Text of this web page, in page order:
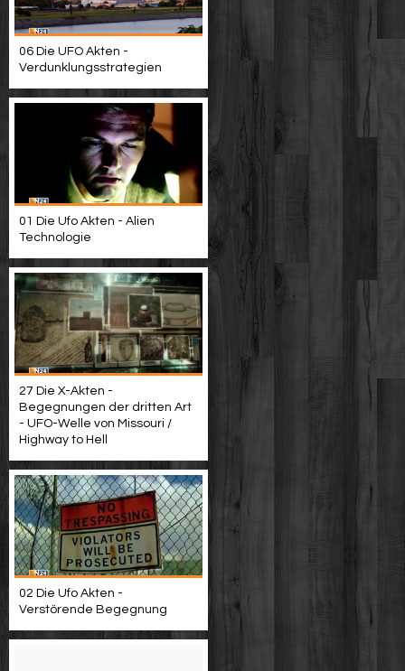
06 Die UFO Akten -
Verdunklungsstrategien
01 Die Ufo Akten - Alien
Technologie
27 Die X-Akten -
Begegnungen der dritten Art
- UFO-Welle von Missouri /
Highway to Hell
02 Die Ufo Akten -
Verstörende Begegnung